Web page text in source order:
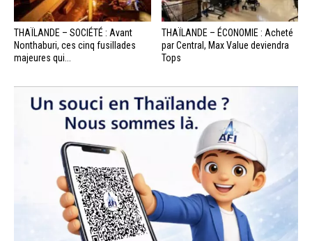
THAÏLANDE – SOCIÉTÉ : Avant
Nonthaburi, ces cinq fusillades
majeures qui...
THAÏLANDE – ÉCONOMIE : Acheté
par Central, Max Value deviendra
Tops